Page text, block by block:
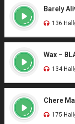
Barely
136
Wax –
134
Chere
175